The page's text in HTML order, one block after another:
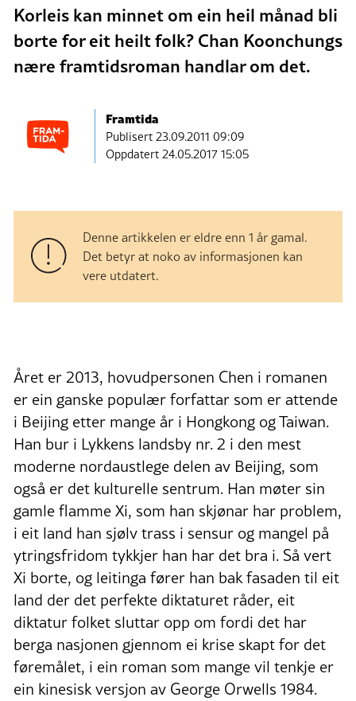
Korleis kan minnet om ein heil månad bli
borte for eit heilt folk? Chan Koonchungs
nære framtidsroman handlar om det.
Framtida
Publisert23.09.2011 09:09
Oppdatert 24.05.2017 15:05
Denne artikkelen er eldre enn 1 år gamal.
Det betyr at noko av informasjonen kan
vere utdatert.
Året er 2013, hovudpersonen Chen i romanen
er ein ganske populær forfattar som er attende
i Beijing etter mange år i Hongkong og Taiwan.
Han bur i Lykkens landsby nr. 2 i den mest
moderne nordaustlege delen av Beijing, som
også er det kulturelle sentrum. Han møter sin
gamle flamme Xi, som han skjønar har problem,
i eit land han sjølv trass i sensur og mangel på
ytringsfridom tykkjer han har det bra i. Så vert
Xi borte, og leitinga fører han bak fasaden til eit
land der det perfekte diktaturet råder, eit
diktatur folket sluttar opp om fordi det har
berga nasjonen gjennom ei krise skapt for det
føremålet, i ein roman som mange vil tenkje er
ein kinesisk versjon av George Orwells 1984.